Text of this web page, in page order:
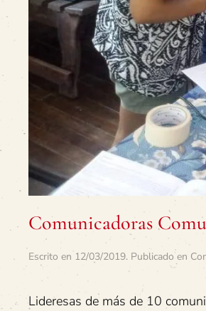
Comunicadoras
Escrito en 12/03/2019. Publicado en
Lideresas de más de 10